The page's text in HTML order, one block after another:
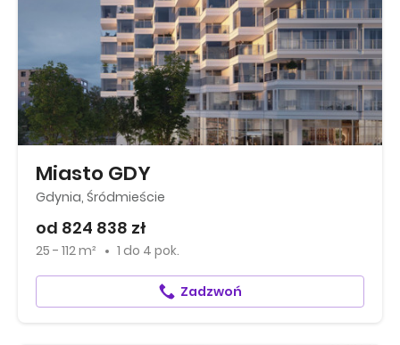
Miasto GDY
Gdynia, Śródmieście
od 824 838 zł
25 - 112 m² 1 do 4 pok.
Zadzwoń